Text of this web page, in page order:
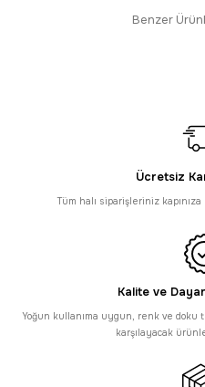
Benzer
HIZLI
SAAT 16:30’a KADAR
Enti Miras 6806 Kahverengi–
SAAT 16:30’a KADAR AYNI GÜN
PROMOSYONLU ÜRÜN
Enti Miras 6810 Gri Mavi -
Ücretsiz
Tüm halı siparişleriniz
Kalite ve
Yoğun kullanıma uygun, renk ve
karşılayacak